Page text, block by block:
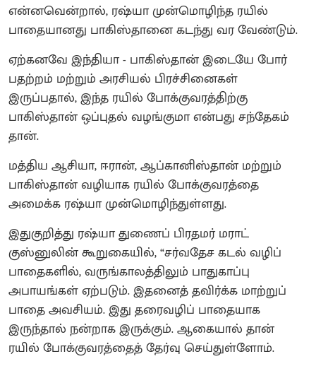
என்னவென்றால், ரஷ்யா முன்மொழிந்த ரயில்
பாதையானது பாகிஸ்தானை கடந்து வர வேண்டும்.
ஏற்கனவே இந்தியா - பாகிஸ்தான் இடையே போர்
பதற்றம் மற்றும் அரசியல் பிரச்சினைகள்
இருப்பதால், இந்த ரயில் போக்குவரத்திற்கு
பாகிஸ்தான் ஒப்புதல் வழங்குமா என்பது சந்தேகம்
தான்.
மத்திய ஆசியா, ஈரான், ஆப்கானிஸ்தான் மற்றும்
பாகிஸ்தான் வழியாக ரயில் போக்குவரத்தை
அமைக்க ரஷ்யா முன்மொழிந்துள்ளது.
இதுகுறித்து ரஷ்யா துணைப் பிரதமர் மராட்
குஸ்னுலின் கூறுகையில், “சர்வதேச கடல் வழிப்
பாதைகளில், வருங்காலத்திலும் பாதுகாப்பு
அபாயங்கள் ஏற்படும். இதனைத் தவிர்க்க மாற்றுப்
பாதை அவசியம். இது தரைவழிப் பாதையாக
இருந்தால் நன்றாக இருக்கும். ஆகையால் தான்
ரயில் போக்குவரத்தைத் தேர்வு செய்துள்ளோம்.